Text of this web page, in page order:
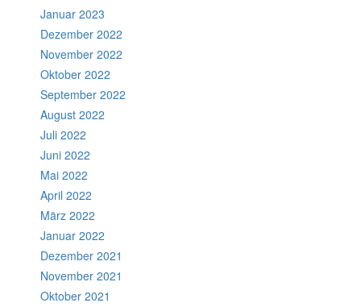
Januar 2023
Dezember 2022
November 2022
Oktober 2022
September 2022
August 2022
Juli 2022
Juni 2022
Mai 2022
April 2022
März 2022
Januar 2022
Dezember 2021
November 2021
Oktober 2021